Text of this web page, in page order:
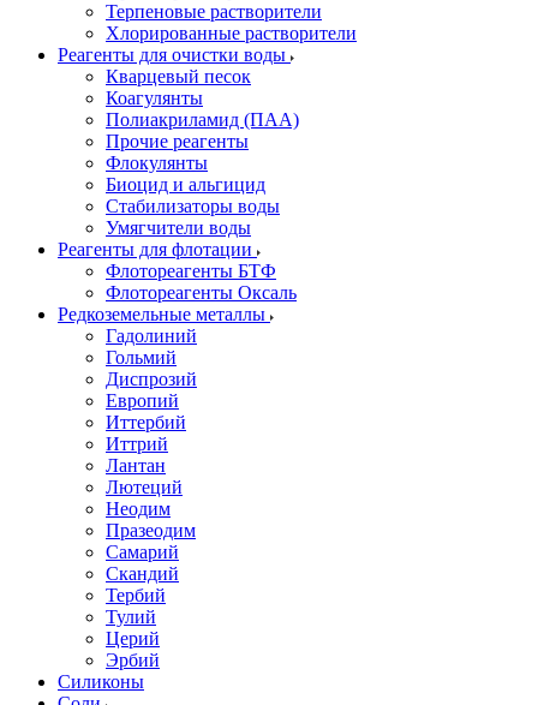
Терпеновые растворители
Хлорированные растворители
Реагенты для очистки воды
Кварцевый песок
Коагулянты
Полиакриламид (ПАА)
Прочие реагенты
Флокулянты
Биоцид и альгицид
Стабилизаторы воды
Умягчители воды
Реагенты для флотации
Флотореагенты БТФ
Флотореагенты Оксаль
Редкоземельные металлы
Гадолиний
Гольмий
Диспрозий
Европий
Иттербий
Иттрий
Лантан
Лютеций
Неодим
Празеодим
Самарий
Скандий
Тербий
Тулий
Церий
Эрбий
Силиконы